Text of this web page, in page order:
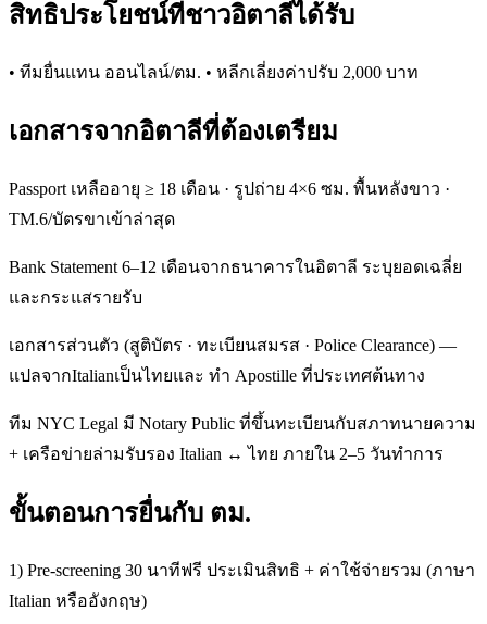
สิทธิประโยชน์ที่ชาวอิตาลีได้รับ
• ทีมยื่นแทน ออนไลน์/ตม. • หลีกเลี่ยงค่าปรับ 2,000 บาท
เอกสารจากอิตาลีที่ต้องเตรียม
Passport เหลืออายุ ≥ 18 เดือน · รูปถ่าย 4×6 ซม. พื้นหลังขาว ·
TM.6/บัตรขาเข้าล่าสุด
Bank Statement 6–12 เดือนจากธนาคารในอิตาลี ระบุยอดเฉลี่ย
และกระแสรายรับ
เอกสารส่วนตัว (สูติบัตร · ทะเบียนสมรส · Police Clearance) —
แปลจากItalianเป็นไทยและ ทำ Apostille ที่ประเทศต้นทาง
ทีม NYC Legal มี Notary Public ที่ขึ้นทะเบียนกับสภาทนายความ
+ เครือข่ายล่ามรับรอง Italian ↔ ไทย ภายใน 2–5 วันทำการ
ขั้นตอนการยื่นกับ ตม.
1) Pre-screening 30 นาทีฟรี ประเมินสิทธิ + ค่าใช้จ่ายรวม (ภาษา
Italian หรืออังกฤษ)